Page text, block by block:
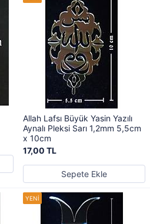
Allah Lafsı Büyük Yasin Yazılı
Aynalı Pleksi Sarı 1,2mm 5,5cm
x 10cm
17,00 TL
Sepete Ekle